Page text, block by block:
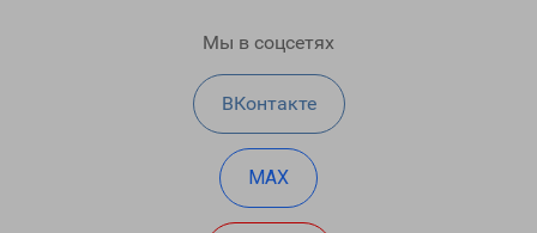
Мы в соцсетях
ВКонтакте
MAX